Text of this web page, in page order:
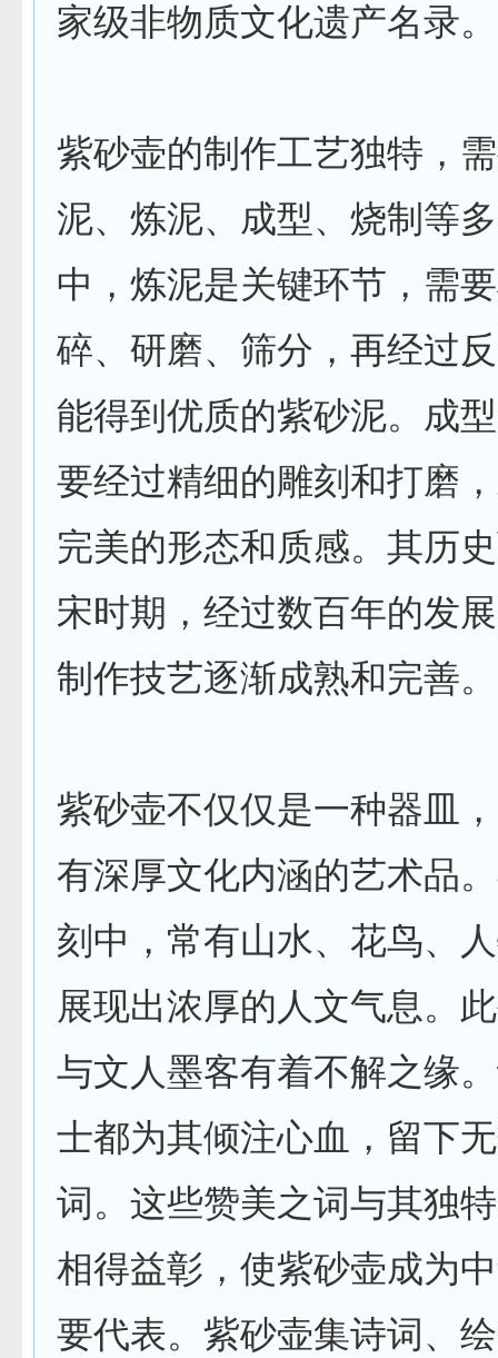
家级非物质文化遗产名录。
紫砂壶的制作工艺独特，
泥、炼泥、成型、烧制等
中，炼泥是关键环节，需
碎、研磨、筛分，再经过
能得到优质的紫砂泥。成
要经过精细的雕刻和打磨
完美的形态和质感。其历
宋时期，经过数百年的发
制作技艺逐渐成熟和完善。
紫砂壶不仅仅是一种器皿
有深厚文化内涵的艺术品
刻中，常有山水、花鸟、
展现出浓厚的人文气息。
与文人墨客有着不解之缘
士都为其倾注心血，留下
词。这些赞美之词与其独
相得益彰，使紫砂壶成为
要代表。紫砂壶集诗词、